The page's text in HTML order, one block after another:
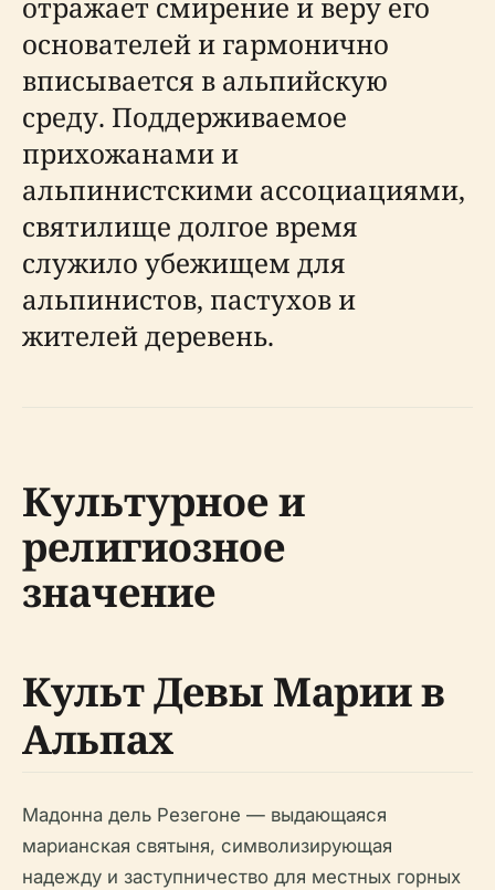
отражает смирение и веру его
основателей и гармонично
вписывается в альпийскую
среду. Поддерживаемое
прихожанами и
альпинистскими ассоциациями,
святилище долгое время
служило убежищем для
альпинистов, пастухов и
жителей деревень.
Культурное и
религиозное
значение
Культ Девы Марии в
Альпах
Мадонна дель Резегоне — выдающаяся
марианская святыня, символизирующая
надежду и заступничество для местных горных